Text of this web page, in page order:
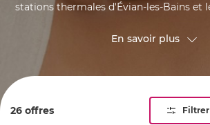
stations thermales d'Évian-les-Bains et
de charme d'Annecy, profitez d'un
face aux sommets alpins. Laissez-vous
bouillonnantes du jacuzzi, détendez-
apaisantes du hammam ou du sauna,
aquatiques composent votre rituel
échappée bien-être vous permet de
En savoir plus
26 offres Filtrer